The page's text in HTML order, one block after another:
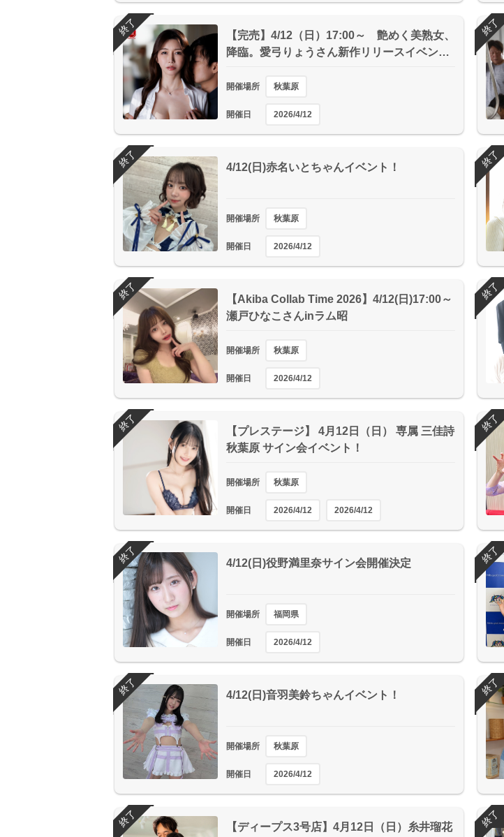
【完売】4/12（日）17:00～ 艶めく美熟女、
降臨。愛弓りょうさん新作リリースイベン…
開催場所 秋葉原
開催日 2026/4/12
終了 終了
4/12(日)赤名いとちゃんイベント！
開催場所 秋葉原
開催日 2026/4/12
終了 終了
【Akiba Collab Time 2026】4/12(日)17:00～
瀬戸ひなこさんinラム昭
開催場所 秋葉原
開催日 2026/4/12
終了 終了
【プレステージ】 4月12日（日） 専属 三佳詩
秋葉原 サイン会イベント！
開催場所 秋葉原
開催日 2026/4/12 2026/4/12
終了 終了
4/12(日)役野満里奈サイン会開催決定
開催場所 福岡県
開催日 2026/4/12
終了 終了
4/12(日)音羽美鈴ちゃんイベント！
開催場所 秋葉原
開催日 2026/4/12
終了 終了
【ディープス3号店】4月12日（日）糸井瑠花
終了 終了